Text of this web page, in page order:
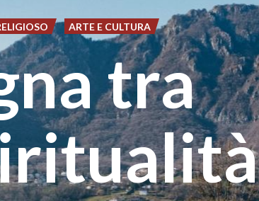
ARTE E CULTURA
tra